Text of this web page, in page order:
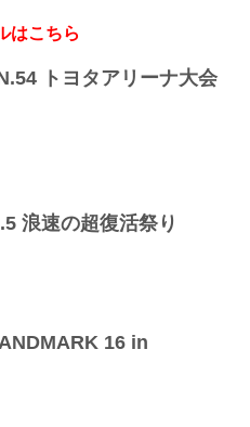
12月22日（水）三浦孝太 公開練習
開始（予定）
オフィシャルサイトにてご案内
。
まスーパーアリーナ
はこちら
トヨタアリーナ大会
浪速の超復活祭り
16 in